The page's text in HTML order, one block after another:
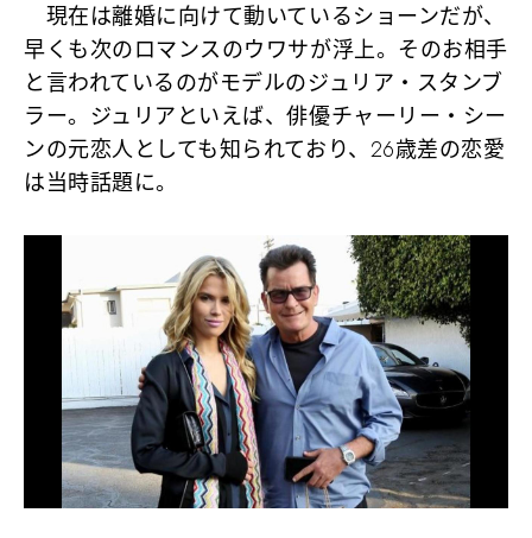
現在は離婚に向けて動いているショーンだが、
早くも次のロマンスのウワサが浮上。そのお相手
と言われているのがモデルのジュリア・スタンブ
ラー。ジュリアといえば、俳優チャーリー・シー
ンの元恋人としても知られており、26歳差の恋愛
は当時話題に。